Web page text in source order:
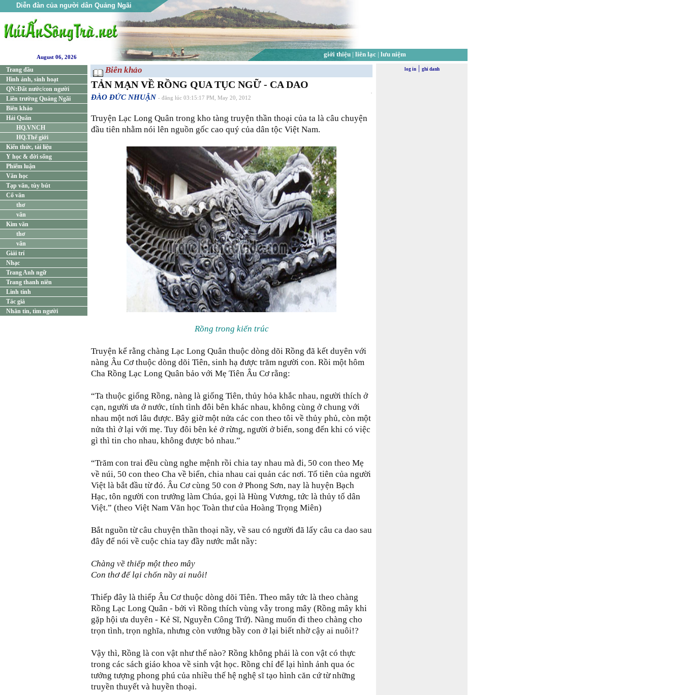
Diễn đàn của người dân Quảng Ngãi
giới thiệu| liên lạc| lưu niệm
August 06, 2026
Trang đầu
Hình ảnh, sinh hoạt
QN:Đất nước/con người
Liên trường Quảng Ngãi
Biên khảo
Hải Quân
HQ.VNCH
HQ.Thế giới
Kiến thức, tài liệu
Y học & đời sống
Phiếm luận
Văn học
Tạp văn, tùy bút
Cổ văn
thơ
văn
Kim văn
thơ
văn
Giải trí
Nhạc
Trang Anh ngữ
Trang thanh niên
Linh tinh
Tác giả
Nhắn tin, tìm người
Biên khảo
TẢN MẠN VỀ RỒNG QUA TỤC NGỮ - CA DAO
ĐÀO ĐỨC NHUẬN - đăng lúc 03:15:17 PM, May 20, 2012
Truyện Lạc Long Quân trong kho tàng truyện thần thoại của ta là câu chuyện
đầu tiên nhằm nói lên nguồn gốc cao quý của dân tộc Việt Nam.
Rồng trong kiến trúc
Truyện kể rằng chàng Lạc Long Quân thuộc dòng dõi Rồng đã kết duyên với
nàng Âu Cơ thuộc dòng dõi Tiên, sinh hạ được trăm người con. Rồi một hôm
Cha Rồng Lạc Long Quân bảo với Mẹ Tiên Âu Cơ rằng:
“Ta thuộc giống Rồng, nàng là giống Tiên, thủy hỏa khắc nhau, người thích ở
cạn, người ưa ở nước, tính tình đôi bên khác nhau, không cùng ở chung với
nhau một nơi lâu được. Bây giờ một nửa các con theo tôi về thủy phủ, còn một
nửa thì ở lại với mẹ. Tuy đôi bên kẻ ở rừng, người ở biển, song đến khi có việc
gì thì tin cho nhau, không được bỏ nhau.”
“Trăm con trai đều cùng nghe mệnh rồi chia tay nhau mà đi, 50 con theo Mẹ
về núi, 50 con theo Cha về biển, chia nhau cai quản các nơi. Tổ tiên của người
Việt là bắt đầu từ đó. Âu Cơ cùng 50 con ở Phong Sơn, nay là huyện Bạch
Hạc, tôn người con trưởng làm Chúa, gọi là Hùng Vương, tức là thủy tổ dân
Việt.” (theo Việt Nam Văn học Toàn thư của Hoàng Trọng Miên)
Bắt nguồn từ câu chuyện thần thoại nầy, về sau có người đã lấy câu ca dao sau
đây để nói về cuộc chia tay đầy nước mắt nầy:
Chàng về thiếp một theo mây
Con thơ để lại chốn nầy ai nuôi!
Thiếp đây là thiếp Âu Cơ thuộc dòng dõi Tiên. Theo mây tức là theo chàng
Rồng Lạc Long Quân - bởi vì Rồng thích vùng vẫy trong mây (Rồng mây khi
gặp hội ưa duyên - Kẻ Sĩ, Nguyễn Công Trứ). Nàng muốn đi theo chàng cho
trọn tình, trọn nghĩa, nhưng còn vướng bầy con ở lại biết nhờ cậy ai nuôi!?
Vậy thì, Rồng là con vật như thế nào? Rồng không phải là con vật có thực
trong các sách giáo khoa về sinh vật học. Rồng chỉ để lại hình ảnh qua óc
tưởng tượng phong phú của nhiều thế hệ nghệ sĩ tạo hình căn cứ từ những
truyền thuyết và huyền thoại.
log in| ghi danh